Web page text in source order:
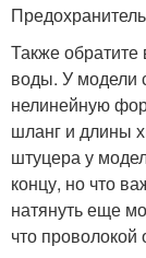
Также
воды. У модели
нелинейную
шланг и длины
штуцера у
концу, но что
натянуть еще
что